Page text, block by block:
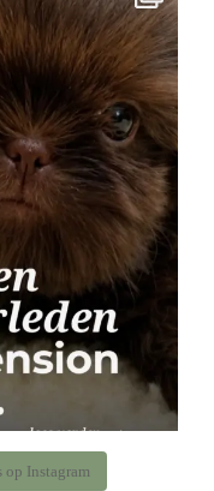
op Instagram